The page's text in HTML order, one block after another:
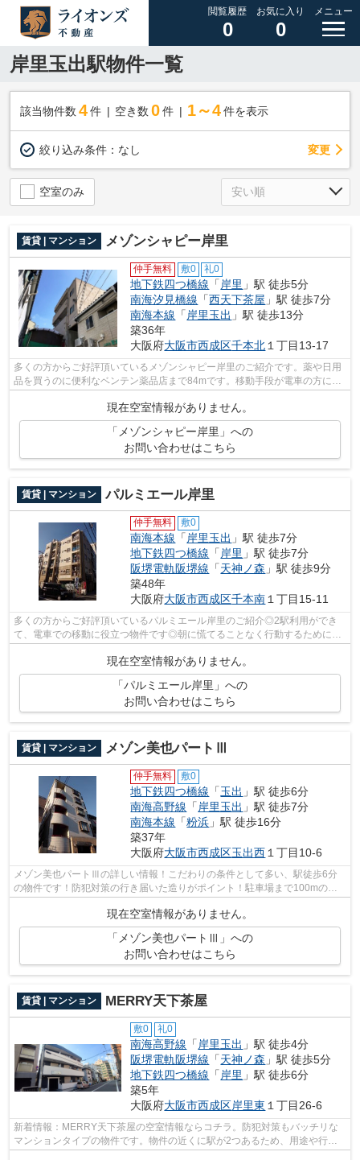
閲覧履歴
0
お気に入り
0
メニュー
岸里玉出駅物件一覧
該当物件数 4件 空き数 0 件 1～4 件を表示
絞り込み条件： なし 変更
空室のみ
賃貸 | マンション メゾンシャピー岸里
仲手無料 敷0 礼0
地下鉄四つ橋線 「岸里 」駅 徒歩5分
南海汐見橋線 「西天下茶屋 」駅 徒歩7分
南海本線 「岸里玉出 」駅 徒歩13分
築36年
大阪府大阪市西成区千本北１丁目13-17
多くの方からご好評頂いているメゾンシャピー岸里のご紹介です。薬や日用
品を買うのに便利なベンテン薬品店まで84mです。移動手段が電車の方にお
現在空室情報がありません。
「メゾンシャピー岸里」への
お問い合わせはこちら
賃貸 | マンション パルミエール岸里
仲手無料 敷0
南海本線 「 岸里玉出 」駅 徒歩7分
地下鉄四つ橋線 「 岸里 」駅 徒歩7分
阪堺電軌阪堺線 「天神ノ森 」駅 徒歩9分
築48年
大阪府大阪市西成区千本南 １丁目15-11
多くの方からご好評頂いているパルミエール岸里のご紹介◎2駅利用ができ
て、電車での移動に役立つ物件です◎朝に慌てることなく行動するために駅
現在空室情報がありません。
「パルミエール岸里」への
お問い合わせはこちら
賃貸 | マンション メゾン美也パートⅢ
仲手無料 敷0
地下鉄四つ橋線 「玉出 」駅 徒歩6分
南海高野線 「岸里玉出 」駅 徒歩7分
南海本線 「粉浜 」駅 徒歩16分
築37年
大阪府大阪市西成区玉出西 １丁目10-6
メゾン美也パートⅢの詳しい情報！こだわりの条件として多い、駅徒歩6分
の物件です！防犯対策の行き届いた造りがポイント！駐車場まで100mの物
件、いかがでしょうか！大阪市西成区エリ...
現在空室情報がありません。
「メゾン美也パートⅢ」への
お問い合わせはこちら
賃貸 | マンション MERRY天下茶屋
敷0 礼0
南海高野線 「 岸里玉出 」駅 徒歩4分
阪堺電軌阪堺線 「天神ノ森 」駅 徒歩5分
地下鉄四つ橋線 「 岸里 」駅 徒歩6分
築5年
大阪府大阪市西成区岸里東 １丁目26-6
新着情報：MERRY天下茶屋の空室情報ならコチラ。防犯対策もバッチリな
マンションタイプの物件です。物件の近くに駅が2つあるため、用途や行き